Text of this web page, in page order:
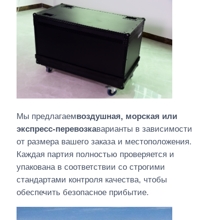
Мы предлагаемвоздушная, морская или
экспресс-перевозкаварианты в зависимости
от размера вашего заказа и местоположения.
Каждая партия полностью проверяется и
упакована в соответствии со строгими
стандартами контроля качества, чтобы
обеспечить безопасное прибытие.